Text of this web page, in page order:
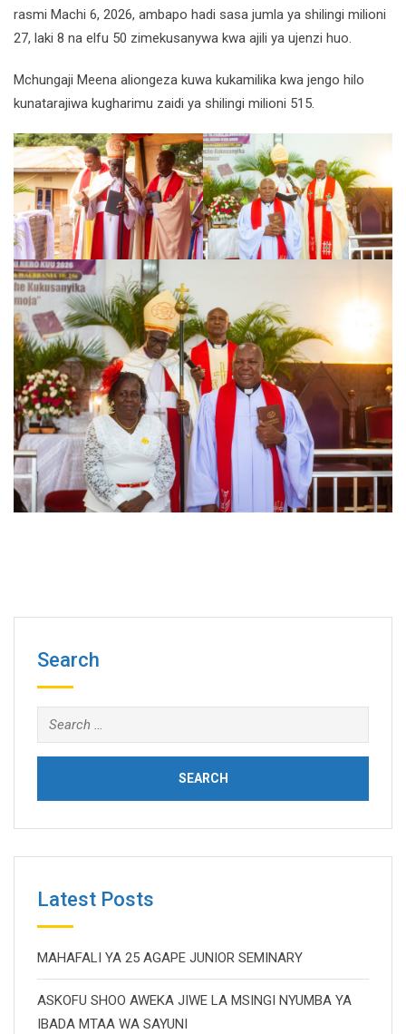
rasmi Machi 6, 2026, ambapo hadi sasa jumla ya shilingi milioni
27, laki 8 na elfu 50 zimekusanywa kwa ajili ya ujenzi huo.
Mchungaji Meena aliongeza kuwa kukamilika kwa jengo hilo
kunatarajiwa kugharimu zaidi ya shilingi milioni 515.
Search
Search
for:
Latest Posts
MAHAFALI YA 25 AGAPE JUNIOR SEMINARY
ASKOFU SHOO AWEKA JIWE LA MSINGI NYUMBA YA
IBADA MTAA WA SAYUNI